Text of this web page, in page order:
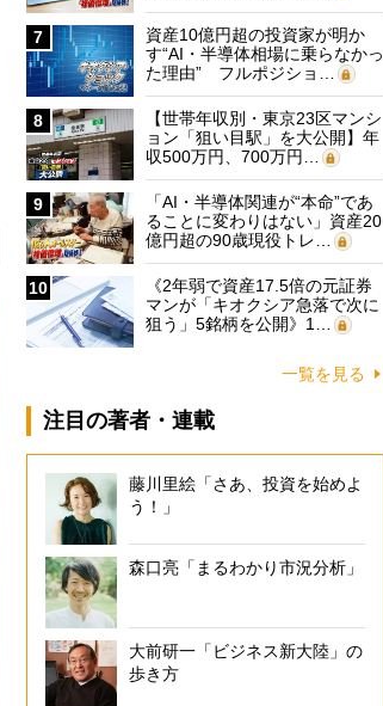
7
資産10億円超の投資家が明か
す“AI・半導体相場に乗らなかっ
た理由” フルポジショ…
8
【世帯年収別・東京23区マンシ
ョン「狙い目駅」を大公開】年
収500万円、700万円…
9
「AI・半導体関連が“本命”であ
ることに変わりはない」資産20
億円超の90歳現役トレ…
10
《2年弱で資産17.5倍の元証券
マンが「キオクシア急落で次に
狙う」5銘柄を公開》1…
一覧を見る
注目の著者・連載
藤川里絵「さあ、投資を始めよ
う！」
森口亮「まるわかり市況分析」
大前研一「ビジネス新大陸」の
歩き方